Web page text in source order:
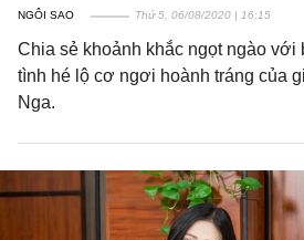
NGÔI SAO Thứ 5, 06/08/2020 | 16:15
Chia sẻ khoảnh khắc ngọt ngào với
tình hé lộ cơ ngơi hoành tráng của
Nga.